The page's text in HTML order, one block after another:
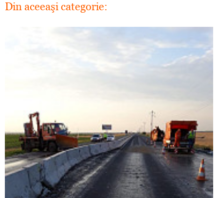
Din aceeaşi categorie: